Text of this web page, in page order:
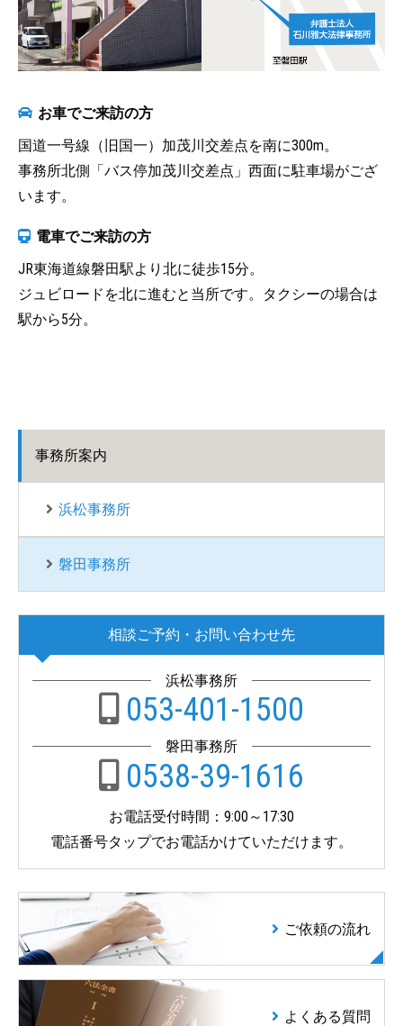
お車でご来訪の方
国道一号線（旧国一）加茂川交差点を南に300m。
事務所北側「バス停加茂川交差点」西面に駐車場がござ
います。
電車でご来訪の方
JR東海道線磐田駅より北に徒歩15分。
ジュビロードを北に進むと当所です。タクシーの場合は
駅から5分。
事務所案内
浜松事務所
磐田事務所
相談ご予約・お問い合わせ先
浜松事務所
053-401-1500
磐田事務所
0538-39-1616
お電話受付時間：9:00～17:30
電話番号タップでお電話かけていただけます。
ご依頼の流れ
よくある質問